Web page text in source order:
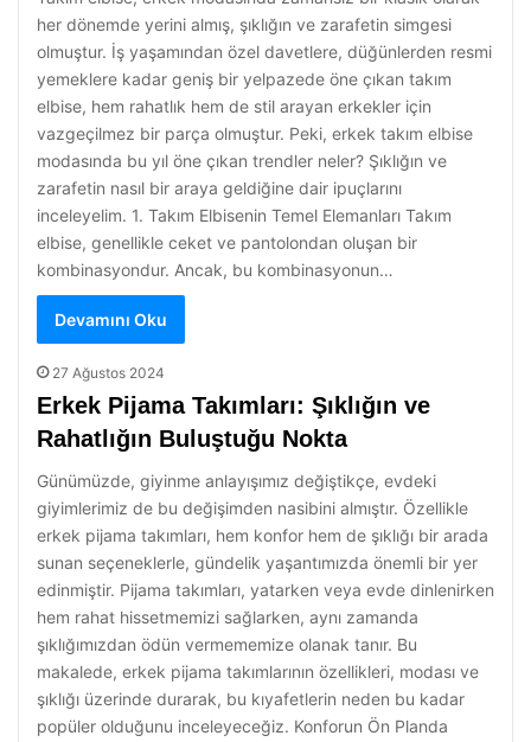
her dönemde yerini almış, şıklığın ve zarafetin simgesi
olmuştur. İş yaşamından özel davetlere, düğünlerden resmi
yemeklere kadar geniş bir yelpazede öne çıkan takım
elbise, hem rahatlık hem de stil arayan erkekler için
vazgeçilmez bir parça olmuştur. Peki, erkek takım elbise
modasında bu yıl öne çıkan trendler neler? Şıklığın ve
zarafetin nasıl bir araya geldiğine dair ipuçlarını
inceleyelim. 1. Takım Elbisenin Temel Elemanları Takım
elbise, genellikle ceket ve pantolondan oluşan bir
kombinasyondur. Ancak, bu kombinasyonun…
Devamını Oku
27 Ağustos 2024
Erkek Pijama Takımları: Şıklığın ve
Rahatlığın Buluştuğu Nokta
Günümüzde, giyinme anlayışımız değiştikçe, evdeki
giyimlerimiz de bu değişimden nasibini almıştır. Özellikle
erkek pijama takımları, hem konfor hem de şıklığı bir arada
sunan seçeneklerle, gündelik yaşantımızda önemli bir yer
edinmiştir. Pijama takımları, yatarken veya evde dinlenirken
hem rahat hissetmemizi sağlarken, aynı zamanda
şıklığımızdan ödün vermememize olanak tanır. Bu
makalede, erkek pijama takımlarının özellikleri, modası ve
şıklığı üzerinde durarak, bu kıyafetlerin neden bu kadar
popüler olduğunu inceleyeceğiz. Konforun Ön Planda